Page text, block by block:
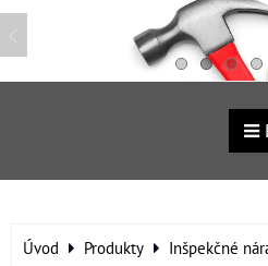
Úvod Produkty Inšpekčné